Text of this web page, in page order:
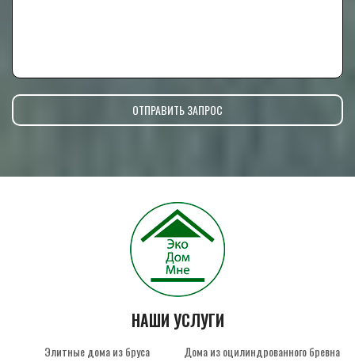
НАШИ УСЛУГИ
Элитные дома из бруса
Дома из оцилиндрованного бревна